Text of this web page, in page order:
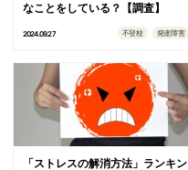
なことをしている？【調査】
2024.09.27 不登校 発達障害
「ストレスの解消方法」ランキン